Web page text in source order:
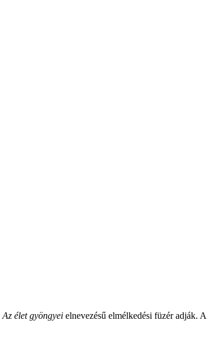
Az élet gyöngyei elnevezésű elmélkedési füzér adják. A